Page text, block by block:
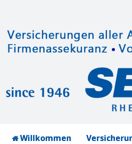
Willkommen